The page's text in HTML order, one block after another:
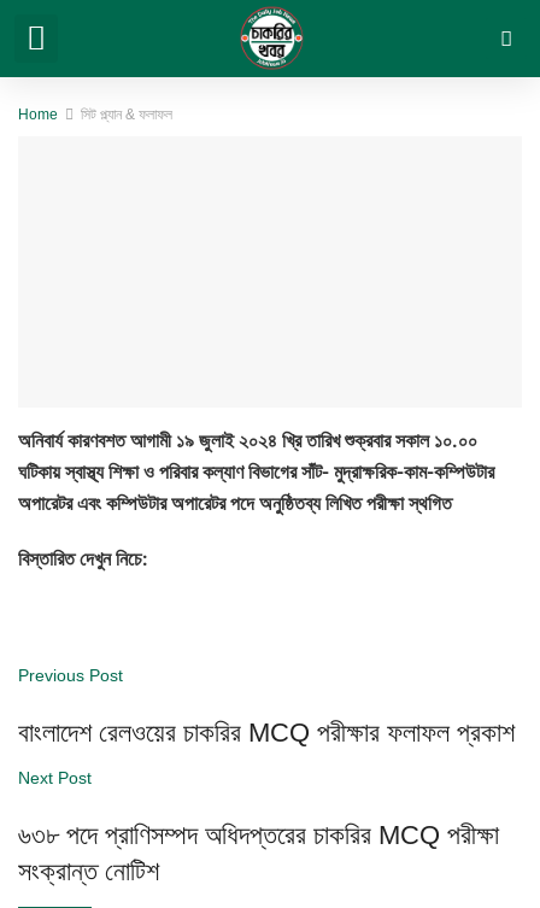
Home সিট প্ল্যান & ফলাফল
অনিবার্য কারণবশত আগামী ১৯ জুলাই ২০২৪ খ্রি তারিখ শুক্রবার সকাল ১০.০০
ঘটিকায় স্বাস্থ্য শিক্ষা ও পরিবার কল্যাণ বিভাগের সাঁট- মুদ্রাক্ষরিক-কাম-কম্পিউটার
অপারেটর এবং কম্পিউটার অপারেটর পদে অনুষ্ঠিতব্য লিখিত পরীক্ষা স্থগিত
বিস্তারিত দেখুন নিচে:
Previous Post
বাংলাদেশ রেলওয়ের চাকরির MCQ পরীক্ষার ফলাফল প্রকাশ
Next Post
৬৩৮ পদে প্রাণিসম্পদ অধিদপ্তরের চাকরির MCQ পরীক্ষা
সংক্রান্ত নোটিশ